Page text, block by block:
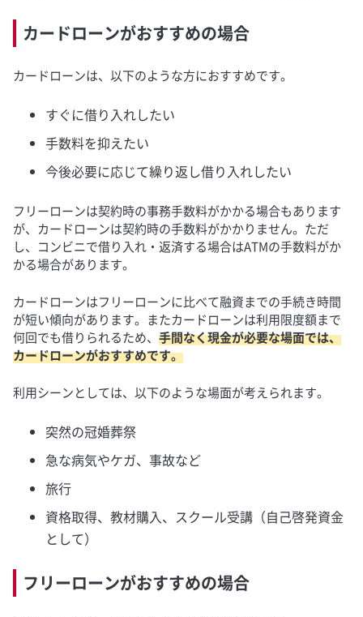
カードローンがおすすめの場合
カードローンは、以下のような方におすすめです。
すぐに借り入れしたい
手数料を抑えたい
今後必要に応じて繰り返し借り入れしたい
フリーローンは契約時の事務手数料がかかる場合もあります
が、カードローンは契約時の手数料がかかりません。ただ
し、コンビニで借り入れ・返済する場合はATMの手数料がか
かる場合があります。
カードローンはフリーローンに比べて融資までの手続き時間
が短い傾向があります。またカードローンは利用限度額まで
何回でも借りられるため、 手間なく現金が必要な場面では、
カードローンがおすすめです。
利用シーンとしては、以下のような場面が考えられます。
突然の冠婚葬祭
急な病気やケガ、事故など
旅行
資格取得、教材購入、スクール受講（自己啓発資金
として）
フリーローンがおすすめの場合